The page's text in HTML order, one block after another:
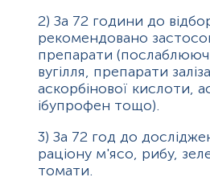
2) За 72 години до
рекомендовано
препарати
вугілля, препарати
аскорбінової кислоти,
ібупрофен тощо).
3) За 72 год до
раціону м'ясо, рибу,
томати.